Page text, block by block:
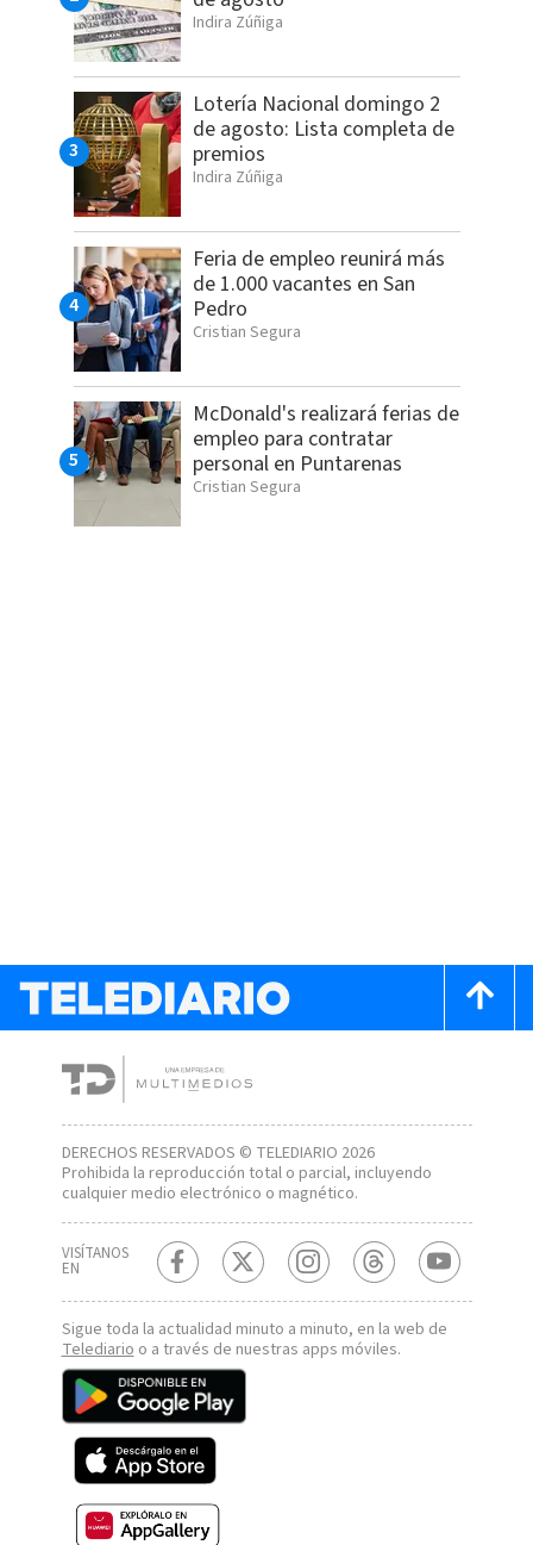
Indira Zúñiga
Lotería Nacional domingo 2
de agosto: Lista completa de
premios
Indira Zúñiga
Feria de empleo reunirá más
de 1.000 vacantes en San
Pedro
Cristian Segura
McDonald's realizará ferias de
empleo para contratar
personal en Puntarenas
Cristian Segura
DERECHOS RESERVADOS © TELEDIARIO 2026
Prohibida la reproducción total o parcial, incluyendo
cualquier medio electrónico o magnético.
VISÍTANOS
EN
Sigue toda la actualidad minuto a minuto, en la web de
Telediario o a través de nuestras apps móviles.